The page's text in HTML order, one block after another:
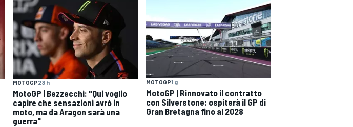
MOTOGP23 h
MotoGP | Bezzecchi: "Qui voglio
capire che sensazioni avrò in
moto, ma da Aragon sarà una
guerra"
MOTOGP1 g
MotoGP | Rinnovato il contratto
con Silverstone: ospiterà il GP di
Gran Bretagna fino al 2028